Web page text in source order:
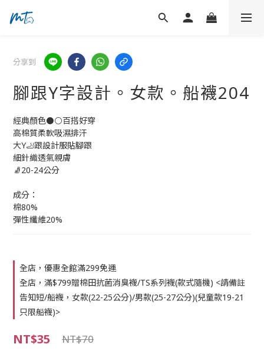
分享到
腳跟Y字設計。女款。船襪204
經典顏色⚫⚪百搭好穿
高棉質柔軟吸濕排汗
大Y🦶跟設計服貼腳跟
細針織透氣親膚
🧦20-24公分
成分：
棉80%
彈性纖維20%
全店，優惠全館滿299免運
全店，滿$799贈棉田抗菌消臭襪/TS系列襪(款式隨機) <請備註
告知短/船襪，女款(22-25公分)/男款(25-27公分)(兒童款19-21
只限船襪)>
NT$35 NT$70